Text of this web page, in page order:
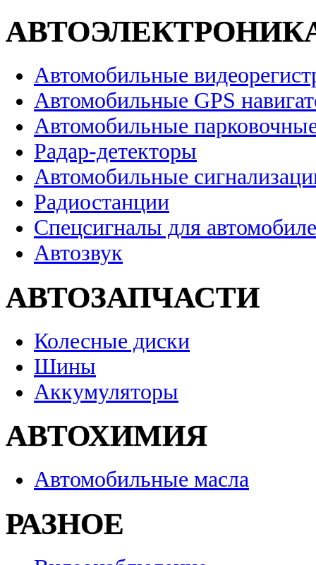
Автомобильные
Автомобильные GPS
Автомобильные
Радар-детекторы
Автомобильные
Радиостанции
Спецсигналы для
Автозвук
АВТОЗАПЧАСТИ
Колесные диски
Шины
Аккумуляторы
АВТОХИМИЯ
Автомобильные масла
РАЗНОЕ